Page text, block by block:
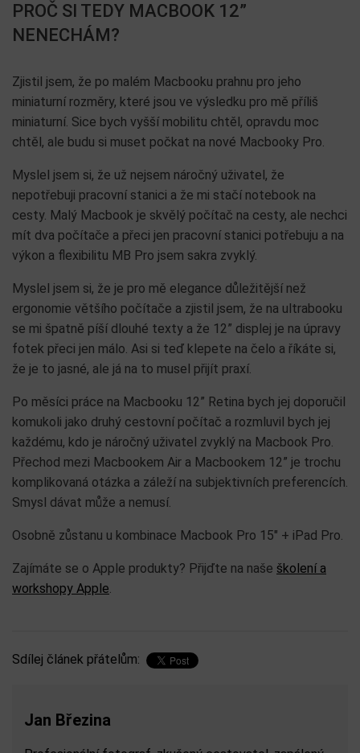
PROČ SI TEDY MACBOOK 12”
NENECHÁM?
Zjistil jsem, že po malém Macbooku prahnu pro jeho
miniaturní rozměry, které jsou ve výsledku pro mě příliš
miniaturní. Sice bych vyšší mobilitu chtěl, opravdu moc
chtěl, ale budu si muset počkat na nové Macbooky Pro.
Myslel jsem si, že už nejsem náročný uživatel, že
nepotřebuji pracovní stanici a že mi stačí notebook na
cesty. Malý Macbook je skvělý počítač na cesty, ale nechci
mít dva počítače a přeci jen pracovní stanici potřebuju a na
výkon a flexibilitu MB Pro jsem sakra zvyklý.
Myslel jsem si, že je pro mě elegance důležitější než
ergonomie většího počítače a zjistil jsem, že na ultrabooku
se mi špatně píší dlouhé texty a že 12” displej je na úpravy
fotek přeci jen málo. Asi si teď klepete na čelo a říkáte si,
že je to jasné, ale já na to musel přijít praxí.
Po měsíci práce na Macbooku 12” Retina bych jej doporučil
komukoli jako druhý cestovní počítač a rozmluvil bych jej
každému, kdo je náročný uživatel zvyklý na Macbook Pro.
Přechod mezi Macbookem Air a Macbookem 12” je trochu
komplikovaná otázka a záleží na subjektivních preferencích.
Smysl dávat může a nemusí.
Osobně zůstanu u kombinace Macbook Pro 15″ + iPad Pro.
Zajímáte se o Apple produkty? Přijďte na naše školení a
workshopy Apple.
Sdílej článek přátelům:
Jan Březina